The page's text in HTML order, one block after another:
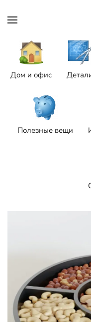
Skip to main
Дом и офис
Полезные вещи